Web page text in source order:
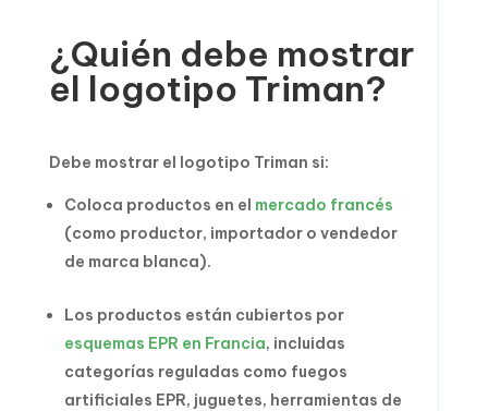
¿Quién debe mostrar
el logotipo Triman?
Debe mostrar el logotipo Triman si:
Coloca productos en el mercado francés
(como productor, importador o vendedor
de marca blanca).
Los productos están cubiertos por
esquemas EPR en Francia, incluidas
categorías reguladas como fuegos
artificiales EPR, juguetes, herramientas de